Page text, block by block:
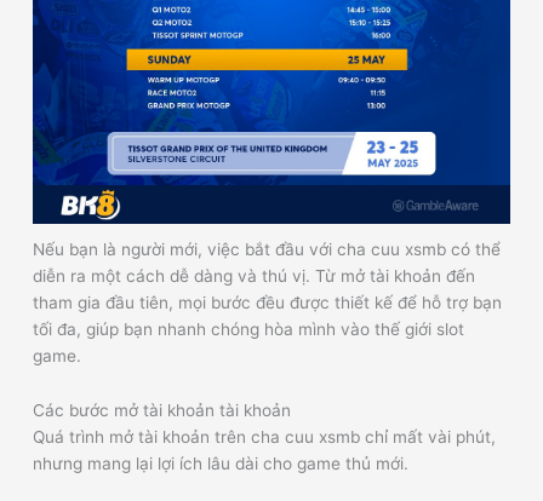
Nếu bạn là người mới, việc bắt đầu với cha cuu xsmb có thể
diễn ra một cách dễ dàng và thú vị. Từ mở tài khoản đến
tham gia đầu tiên, mọi bước đều được thiết kế để hỗ trợ bạn
tối đa, giúp bạn nhanh chóng hòa mình vào thế giới slot
game.
Các bước mở tài khoản tài khoản
Quá trình mở tài khoản trên cha cuu xsmb chỉ mất vài phút,
nhưng mang lại lợi ích lâu dài cho game thủ mới.